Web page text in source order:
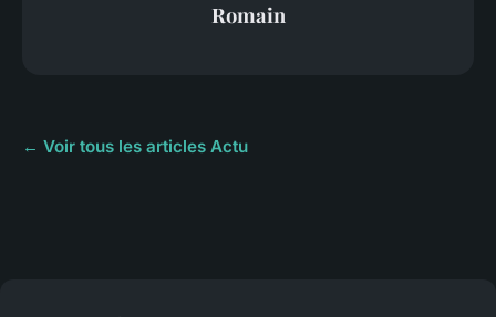
Romain
← Voir tous les articles Actu